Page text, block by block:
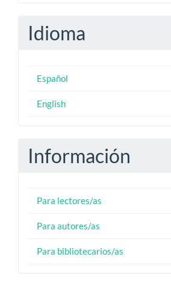
Idioma
Español
English
Información
Para lectores/as
Para autores/as
Para bibliotecarios/as